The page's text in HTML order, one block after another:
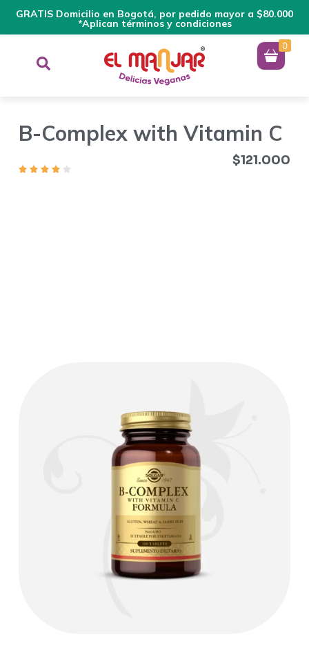
GRATIS Domicilio en Bogotá, por pedido mayor a $80.000
*Aplican términos y condiciones
B-Complex with Vitamin C
$121.000
0